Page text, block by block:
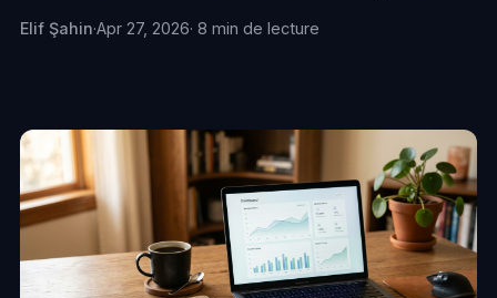
Elif Şahin·Apr 27, 2026· 8 min de lecture